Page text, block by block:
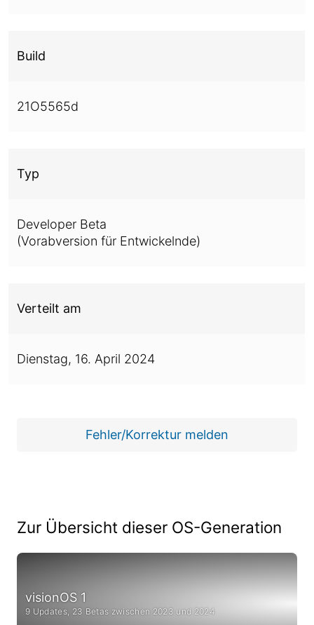
Build
21O5565d
Typ
Developer Beta
(Vorabversion für Entwickelnde)
Verteilt am
Dienstag, 16. April 2024
Fehler/Korrektur melden
Zur Übersicht dieser OS-Generation
visionOS 1
9 Updates, 23 Betas zwischen 2023 und 2024